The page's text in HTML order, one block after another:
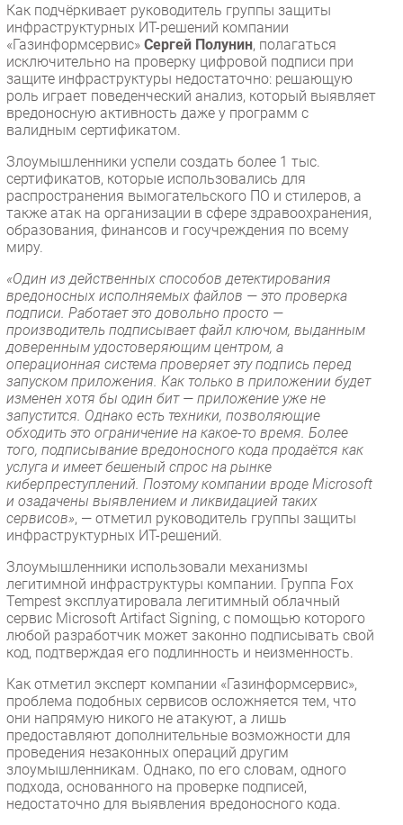
Аналитика
Интервью
Мероприятия
Проекты
IT класс
Тестовый стенд
Каталог компаний
Как подчёркивает руководитель группы защиты
инфраструктурных ИТ-решений компании
«Газинформсервис» Сергей Полунин, полагаться
исключительно на проверку цифровой подписи при
защите инфраструктуры недостаточно: решающую
роль играет поведенческий анализ, который выявляет
вредоносную активность даже у программ с
валидным сертификатом.
Злоумышленники успели создать более 1 тыс.
сертификатов, которые использовались для
распространения вымогательского ПО и стилеров, а
также атак на организации в сфере здравоохранения,
образования, финансов и госучреждения по всему
миру.
«Один из действенных способов детектирования
вредоносных исполняемых файлов — это проверка
подписи. Работает это довольно просто —
производитель подписывает файл ключом, выданным
доверенным удостоверяющим центром, а
операционная система проверяет эту подпись перед
запуском приложения. Как только в приложении будет
изменен хотя бы один бит — приложение уже не
запустится. Однако есть техники, позволяющие
обходить это ограничение на какое-то время. Более
того, подписывание вредоносного кода продаётся как
услуга и имеет бешеный спрос на рынке
киберпреступлений. Поэтому компании вроде Microsoft
и озадачены выявлением и ликвидацией таких
сервисов», — отметил руководитель группы защиты
инфраструктурных ИТ-решений.
Злоумышленники использовали механизмы
легитимной инфраструктуры компании. Группа Fox
Tempest эксплуатировала легитимный облачный
сервис Microsoft Artifact Signing, с помощью которого
любой разработчик может законно подписывать свой
код, подтверждая его подлинность и неизменность.
Как отметил эксперт компании «Газинформсервис»,
проблема подобных сервисов осложняется тем, что
они напрямую никого не атакуют, а лишь
предоставляют дополнительные возможности для
проведения незаконных операций другим
злоумышленникам. Однако, по его словам, одного
подхода, основанного на проверке подписей,
недостаточно для выявления вредоносного кода.